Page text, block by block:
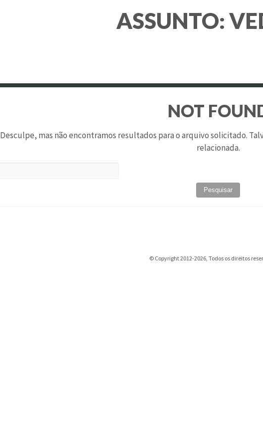
ASSUNTO:
NOT
Desculpe, mas não encontramos resultados para o arquivo solicitado.
relacionada.
por:
© Copyright 2012-2026, Todos os direitos